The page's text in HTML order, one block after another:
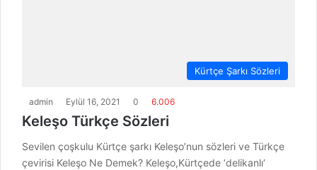
Kürtçe Şarkı Sözleri
admin Eylül 16, 2021 0 6.006
Keleşo Türkçe Sözleri
Sevilen çoşkulu Kürtçe şarkı Keleşo’nun sözleri ve Türkçe
çevirisi Keleşo Ne Demek? Keleşo,Kürtçede ‘delikanlı‘